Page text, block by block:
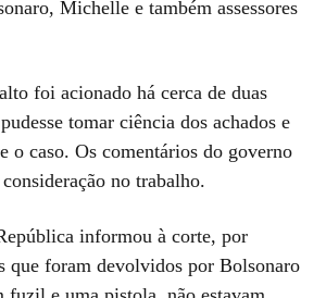
Michelle e também assessores
foi acionado há cerca de duas
tomar ciência dos achados e
o caso. Os comentários do governo
no trabalho.
informou à corte, por
que foram devolvidos por Bolsonaro